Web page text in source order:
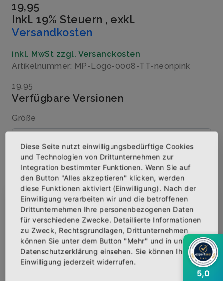
19,95
Inkl. 19% Steuern , exkl.
Versandkosten
inkl. MwSt zzgl. Versandkosten
Artikelnummer: MP-Logo-0008-TT-neonpink
19,95
Verfügbare Versionen
Größe
Menge
IN DEN WARENKORB
AUF DIE WUNSCHLISTE
Abonniere jetzt unseren Newsletter
Bekomme die aktuellsten News über neue
Produkte und zudem einen 10% Gutschein für
deine nächste Bestellung.
5,0
Diese Seite nutzt einwilligungsbedürftige Cookies
und Technologien von Drittunternehmen zur
Integration bestimmter Funktionen. Wenn Sie auf
den Button "Alles akzeptieren" klicken, werden
diese Funktionen aktiviert (Einwilligung). Nach der
Einwilligung verarbeiten wir und die betroffenen
Drittunternehmen Ihre personenbezogenen Daten
für verschiedene Zwecke. Detaillierte Informationen
zu Zweck, Rechtsgrundlagen, Drittunternehmen
können Sie unter dem Button "Mehr" und in unserer
Datenschutzerklärung einsehen. Sie können Ihre
Einwilligung jederzeit widerrufen.